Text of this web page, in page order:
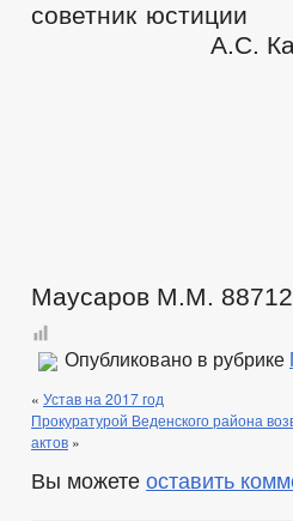
А.С.
Маусаров М.М.
Опубликовано в рубрике
« Устав на 2017 год
Прокуратурой Веденского района
актов »
Вы можете оставить